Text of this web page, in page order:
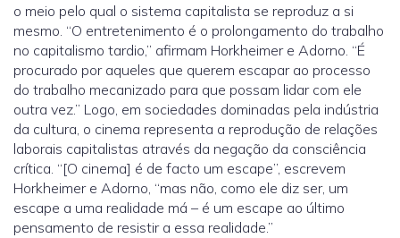
o meio pelo qual o sistema capitalista se reproduz a si
mesmo. “O entretenimento é o prolongamento do trabalho
no capitalismo tardio,” afirmam Horkheimer e Adorno. “É
procurado por aqueles que querem escapar ao processo
do trabalho mecanizado para que possam lidar com ele
outra vez.” Logo, em sociedades dominadas pela indústria
da cultura, o cinema representa a reprodução de relações
laborais capitalistas através da negação da consciência
crítica. “[O cinema] é de facto um escape”, escrevem
Horkheimer e Adorno, “mas não, como ele diz ser, um
escape a uma realidade má – é um escape ao último
pensamento de resistir a essa realidade.”